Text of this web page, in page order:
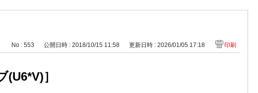
No : 553 公開日時 : 2018/10/15 11:58 更新日時 : 2026/01/05 17:18 印刷
］